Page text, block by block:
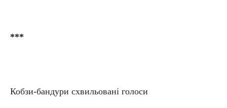
***
Кобзи-бандури схвильовані голоси